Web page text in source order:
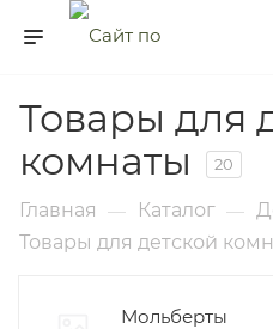
Товары для
комнаты
20
Главная — Каталог —
Товары для детской
Мольберты